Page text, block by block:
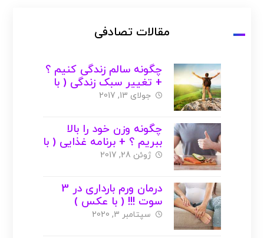
مقالات تصادفی
چگونه سالم زندگی کنیم ؟
+ تغییر سبک زندگی ( با
عکس )
جولای 13, 2017
چگونه وزن خود را بالا
ببریم ؟ + برنامه غذایی ( با
عکس )
ژوئن 28, 2017
درمان ورم بارداری در 3
سوت !!! ( با عکس )
سپتامبر 3, 2020